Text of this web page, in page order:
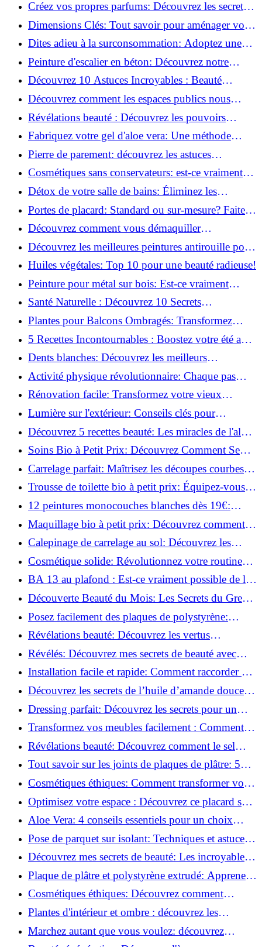
Créez vos propres parfums: Découvrez les secrets
de la fabrication artisanale!
Dimensions Clés: Tout savoir pour aménager votre
salle de bains!
Dites adieu à la surconsommation: Adoptez une
vie plus simple!
Peinture d'escalier en béton: Découvrez notre
tutoriel facile et rapide!
Découvrez 10 Astuces Incroyables : Beauté
Naturelle avec le Concombre !
Découvrez comment les espaces publics nous
incitent à être plus actifs : Révélations surprenantes!
Révélations beauté : Découvrez les pouvoirs
insoupçonnés du concombre!
Fabriquez votre gel d'aloe vera: Une méthode
simple et rapide à la maison!
Pierre de parement: découvrez les astuces
infaillibles pour un nettoyage parfait!
Cosmétiques sans conservateurs: est-ce vraiment
possible?
Détox de votre salle de bains: Éliminez les
ingrédients nocifs dès maintenant!
Portes de placard: Standard ou sur-mesure? Faites
le meilleur choix!
Découvrez comment vous démaquiller
naturellement: Astuces et secrets révélés!
Découvrez les meilleures peintures antirouille pour
le fer: Top 12 analysé!
Huiles végétales: Top 10 pour une beauté radieuse!
Peinture pour métal sur bois: Est-ce vraiment
possible?
Santé Naturelle : Découvrez 10 Secrets
Incontournables pour un Bien-être Optimal!
Plantes pour Balcons Ombragés: Transformez
votre Terrasse en Oasis Verte!
5 Recettes Incontournables : Boostez votre été avec
des huiles essentielles!
Dents blanches: Découvrez les meilleurs
ingrédients naturels!
Activité physique révolutionnaire: Chaque pas
compte pour votre santé!
Rénovation facile: Transformez votre vieux
parquet irrégulier en un clin d'œil!
Lumière sur l'extérieur: Conseils clés pour
concevoir et installer votre éclairage!
Découvrez 5 recettes beauté: Les miracles de l'aloe
vera pour votre peau!
Soins Bio à Petit Prix: Découvrez Comment Se
Chouchouter Pour Moins de 35€!
Carrelage parfait: Maîtrisez les découpes courbes
facilement!
Trousse de toilette bio à petit prix: Équipez-vous
pour moins de 25€!
12 peintures monocouches blanches dès 19€:
Découvrez les meilleures offres!
Maquillage bio à petit prix: Découvrez comment
s'équiper pour moins de 50€!
Calepinage de carrelage au sol: Découvrez les
astuces incontournables!
Cosmétique solide: Révolutionnez votre routine
beauté pour zéro déchet!
BA 13 au plafond : Est-ce vraiment possible de les
coller ?
Découverte Beauté du Mois: Les Secrets du Green
Glamour !
Posez facilement des plaques de polystyrène:
Transformez votre plafond sans effort !
Révélations beauté: Découvrez les vertus
insoupçonnées de l'huile de coco!
Révélés: Découvrez mes secrets de beauté avec
l'huile de ricin!
Installation facile et rapide: Comment raccorder un
luminaire au plafond!
Découvrez les secrets de l’huile d’amande douce :
Pourquoi vous devez l'adopter!
Dressing parfait: Découvrez les secrets pour un
rangement optimal!
Transformez vos meubles facilement : Comment
installer des roulettes en un clin d'œil !
Révélations beauté: Découvrez comment le sel
transforme votre routine!
Tout savoir sur les joints de plaques de plâtre: 5
questions clés pour comprendre les fissures!
Cosmétiques éthiques: Comment transformer votre
routine beauté!
Optimisez votre espace : Découvrez ce placard sous
rampant à portes coulissantes!
Aloe Vera: 4 conseils essentiels pour un choix
parfait!
Pose de parquet sur isolant: Techniques et astuces
pour un sol parfait!
Découvrez mes secrets de beauté: Les incroyables
vertus du raisin!
Plaque de plâtre et polystyrène extrudé: Apprenez
à les coller efficacement!
Cosmétiques éthiques: Découvrez comment
transformer votre routine beauté!
Plantes d'intérieur et ombre : découvrez les
meilleures pour votre maison !
Marchez autant que vous voulez: découvrez
pourquoi c'est bénéfique!